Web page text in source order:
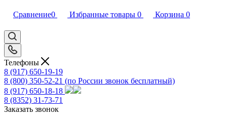
Сравнение0 Избранные товары 0 Корзина 0
Телефоны
8 (917) 650-19-19
8 (800) 350-52-21 (по России звонок бесплатный)
8 (917) 650-18-18
8 (8352) 31-73-71
Заказать звонок